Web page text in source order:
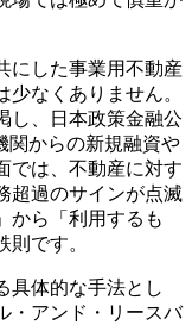
にした事業用不動産
なくありません。
し、日本政策金融公
関からの新規融資や
では、不動産に対す
超過のサインが点滅
から「利用するも
です。
具体的な手法とし
・アンド・リースバ